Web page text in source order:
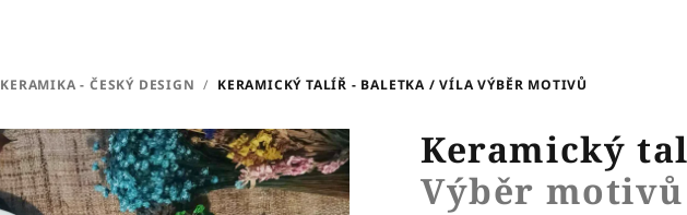
KERAMIKA - ČESKÝ DESIGN / KERAMICKÝ TALÍŘ - BALETKA / VÍLAVÝBĚR MOTIVŮ
Keramický
Výběr motivů